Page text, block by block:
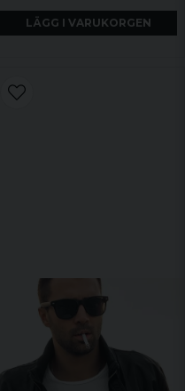
LÄGG I VARUKORGEN